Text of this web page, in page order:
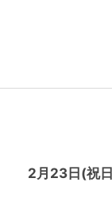
2月23日(祝